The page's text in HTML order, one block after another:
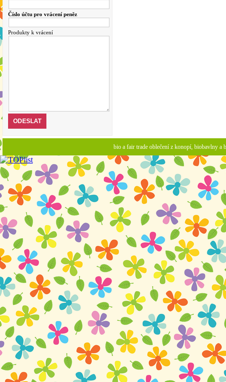
Číslo účtu pro vrácení peněz
Produkty k vrácení
bio a fair trade oblečení z konopí, biobavlny a